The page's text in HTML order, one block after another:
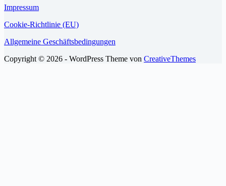
Impressum
Cookie-Richtlinie (EU)
Allgemeine Geschäftsbedingungen
Copyright © 2026 - WordPress Theme von CreativeThemes